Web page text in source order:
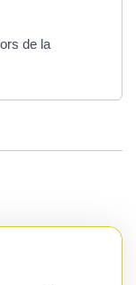
de la